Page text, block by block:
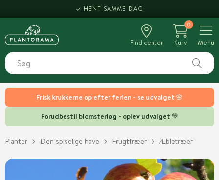
Frisk krukkerne op efter ferien - se udvalget 🌸
Forudbestil blomsterløg - oplev udvalget 💚
HENT SAMME DAG
Find center
0
Kurv
Menu
Planter Den spiselige have Frugttræer Æbletræer